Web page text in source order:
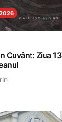
Cuvânt: Ziua